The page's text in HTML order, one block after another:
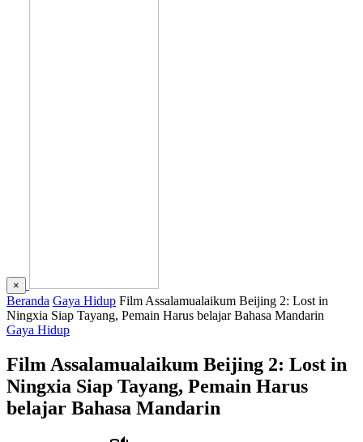
×
Beranda Gaya Hidup Film Assalamualaikum Beijing 2: Lost in
Ningxia Siap Tayang, Pemain Harus belajar Bahasa Mandarin
Gaya Hidup
Film Assalamualaikum Beijing 2: Lost in
Ningxia Siap Tayang, Pemain Harus
belajar Bahasa Mandarin